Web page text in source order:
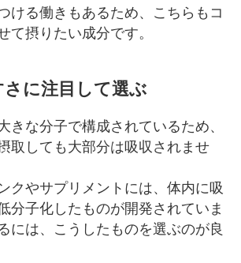
ける働きもあるため、こちらもコ
て摂りたい成分です。
に注目して選ぶ
きな分子で構成されているため、
取しても大部分は吸収されませ
クやサプリメントには、体内に吸
分子化したものが開発されていま
には、こうしたものを選ぶのが良